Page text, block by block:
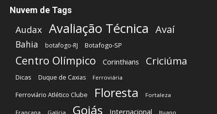
Nuvem de Tags
Audax Avaliação Técnica Avaí
Bahia botafogo-RJ Botafogo-SP
Centro Olímpico Corinthians Criciúma
Dicas Duque de Caxias Ferroviária
Ferroviário Atlético Clube Floresta Fortaleza
Francana Galícia Goiás Internacional Ituano